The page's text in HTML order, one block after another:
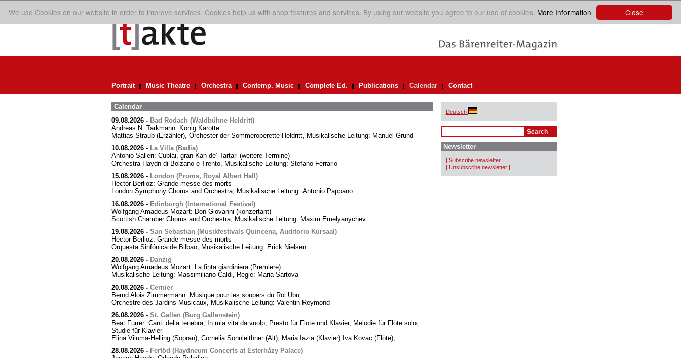
Close
We use Cookies on our website in order to improve services. Cookies help us with shop features and services. By using our website you agree to our use of cookies. More Information
Portrait Music Theatre Orchestra Contemp. Music Complete Ed. Publications Calendar Contact
Calendar
09.08.2026- Bad Rodach (Waldbühne Heldritt)
Andreas N. Tarkmann: König Karotte
Mattias Straub (Erzähler), Orchester der Sommeroperette Heldritt, Musikalische Leitung: Manuel Grund
10.08.2026- La Villa (Badia)
Antonio Salieri: Cublai, gran Kan de’ Tartari (weitere Termine)
Orchestra Haydn di Bolzano e Trento, Musikalische Leitung: Stefano Ferrario
15.08.2026- London (Proms, Royal Albert Hall)
Hector Berlioz: Grande messe des morts
London Symphony Chorus and Orchestra, Musikalische Leitung: Antonio Pappano
16.08.2026- Edinburgh (International Festival)
Wolfgang Amadeus Mozart: Don Giovanni (konzertant)
Scottish Chamber Chorus and Orchestra, Musikalische Leitung: Maxim Emelyanychev
19.08.2026- San Sebastian (Musikfestivals Quincena, Auditorio Kursaal)
Hector Berlioz: Grande messe des morts
Orquesta Sinfónica de Bilbao, Musikalische Leitung: Erick Nielsen
20.08.2026- Danzig
Wolfgang Amadeus Mozart: La finta giardiniera (Premiere)
Musikalische Leitung: Massimiliano Caldi, Regie: Maria Sartova
20.08.2026- Cernier
Bernd Alois Zimmermann: Musique pour les soupers du Roi Ubu
Orchestre des Jardins Musicaux, Musikalische Leitung: Valentin Reymond
26.08.2026- St. Gallen (Burg Gallenstein)
Beat Furrer: Canti della tenebra, In mia vita da vuolp, Presto für Flöte und Klavier, Melodie für Flöte solo,
Studie für Klavier
Elina Viluma-Helling (Sopran), Cornelia Sonnleithner (Alt), Maria Iazia (Klavier) Iva Kovac (Flöte),
28.08.2026- Fertöd (Haydneum Concerts at Esterházy Palace)
Deutsch
Newsletter
| Subscribe newsletter |
| Unsubscribe newsletter |